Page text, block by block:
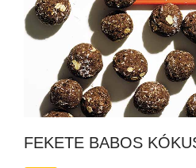
FEKETE BABOS